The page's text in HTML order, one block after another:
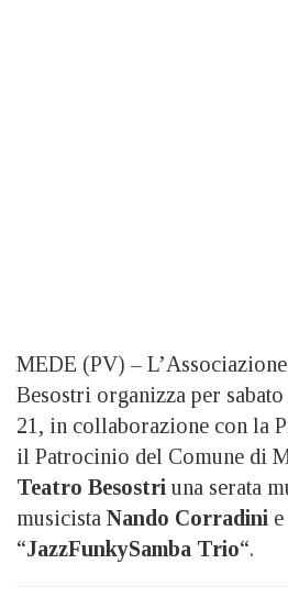
MEDE (PV) –
Besostri organizza per
21, in collaborazione con la
il Patrocinio del Comune di
Teatro Besostri una serata
musicista Nando Corradini
“JazzFunkySamba Trio“.